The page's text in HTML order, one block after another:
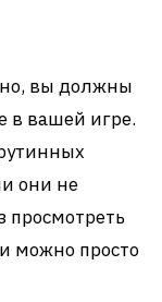
вы должны
в вашей игре.
они не
просмотреть
можно просто